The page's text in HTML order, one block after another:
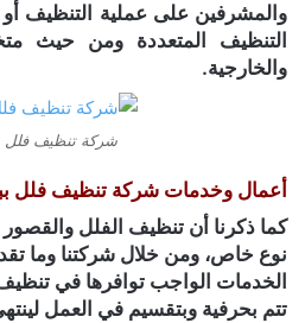
والمشرفين على عملية التنظيف
التنظيف المتعددة ومن حيث
والخارجية.
شركة تنظيف فلل
أعمال وخدمات شركة تنظيف فلل
كما ذكرنا أن تنظيف الفلل
نوع خاص، ومن خلال شركتنا وما
الخدمات الواجب توافرها في
تتم بحرفية وبتقسيم في العمل